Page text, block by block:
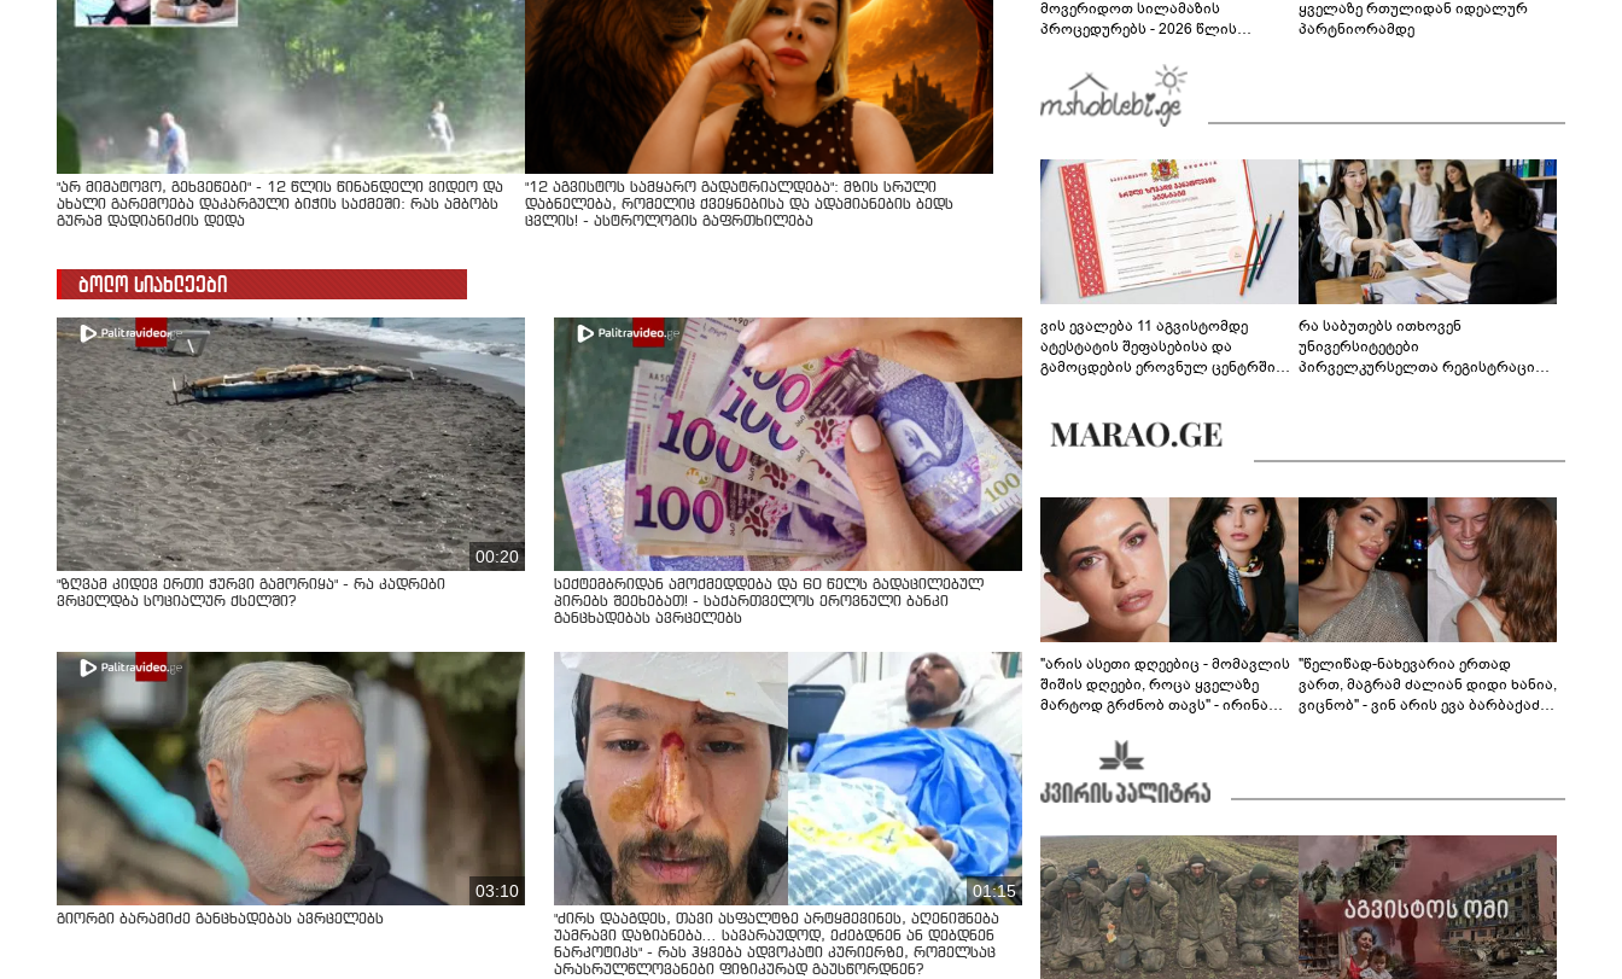
"არ მიმატოვო, გეხვეწები" - 12 წლის წინანდელი ვიდეო და
ახალი გარემოება დაკარგული ბიჭის საქმეში: რას ამბობს
გურამ დადიანიძის დედა
"12 აგვისტოს სამყარო გადატრიალდება": მზის სრული
დაბნელება, რომელიც ქვეყნებისა და ადამიანების ბედს
ცვლის! - ასტროლოგის გაფრთხილება
ბოლო სიახლეები
00:20
"ზღვამ კიდევ ერთი ჭურვი გამორიყა" - რა კადრები
ვრცელდბა სოციალურ ქსელში?
სექტემბრიდან ამოქმედდება და 60 წელს გადაცილებულ
პირებს შეეხებათ! - საქართველოს ეროვნული ბანკი
განცხადებას ავრცელებს
03:10
გიორგი ბარამიძე განცხადებას ავრცელებს
01:15
"ძირს დააგდეს, თავი ასფალტზე არტყმევინეს, აღენიშნება
უამრავი დაზიანება... სავარაუდოდ, ეძებდნენ ან დებდნენ
ნარკოტიკს" - რას ჰყვება ადვოკატი კურიერზე, რომელსაც
არასრულწლოვანები ფიზიკურად გაუსწორდნენ?
მოვერიდოთ სილამაზის
პროცედურებს - 2026 წლის
გზამკვლევი
ყველაზე რთულიდან იდეალურ
პარტნიორამდე
ვის ევალება 11 აგვისტომდე
ატესტატის შეფასებისა და
გამოცდების ეროვნულ ცენტრში
რა საბუთებს ითხოვენ
უნივერსიტეტები
პირველკურსელთა რეგისტრაციის
"არის ასეთი დღეებიც - მომავლის
შიშის დღეები, როცა ყველაზე
მარტოდ გრძნობ თავს" - ირინა
"წელიწად-ნახევარია ერთად
ვართ, მაგრამ ძალიან დიდი ხანია,
ვიცნობ" - ვინ არის ევა ბარბაქაძის